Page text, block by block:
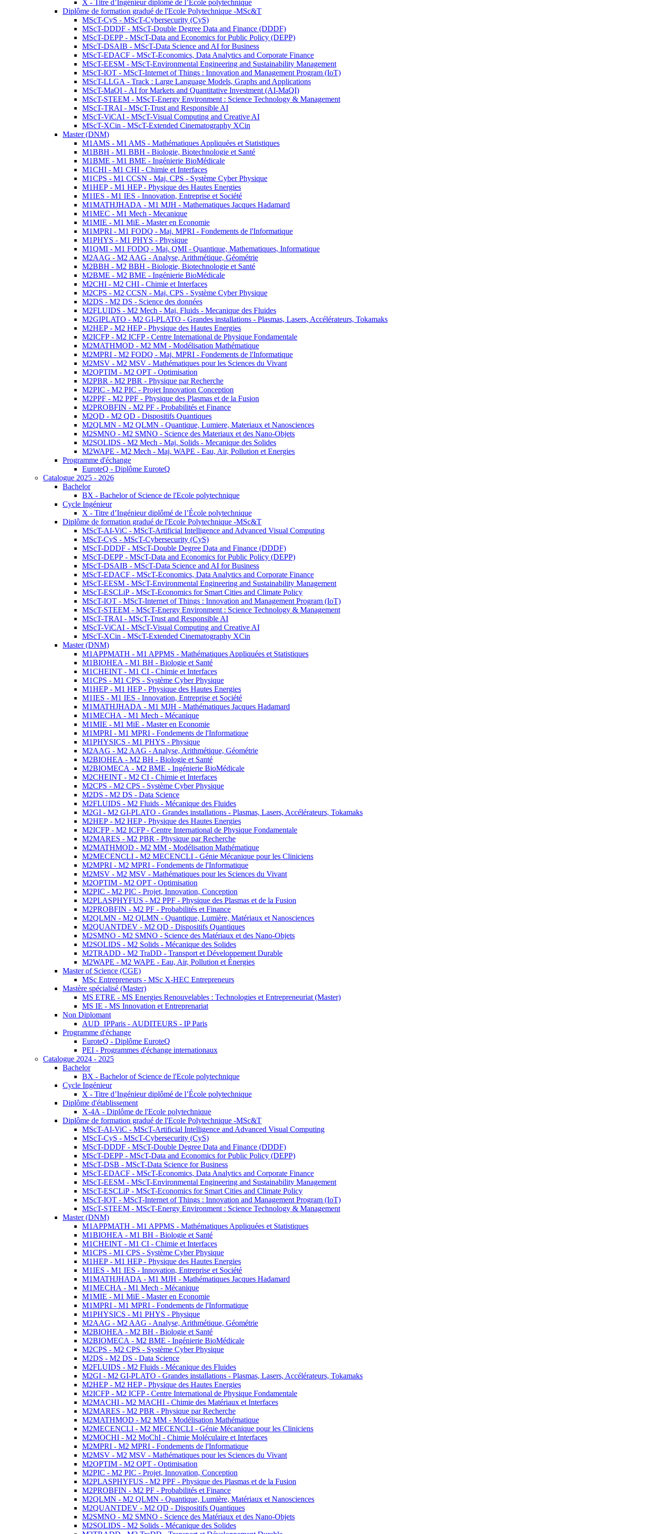
X - Titre d’Ingénieur diplômé de l’École polytechnique
Diplôme de formation gradué de l'Ecole Polytechnique -MSc&T
MScT-CyS - MScT-Cybersecurity (CyS)
MScT-DDDF - MScT-Double Degree Data and Finance (DDDF)
MScT-DEPP - MScT-Data and Economics for Public Policy (DEPP)
MScT-DSAIB - MScT-Data Science and AI for Business
MScT-EDACF - MScT-Economics, Data Analytics and Corporate Finance
MScT-EESM - MScT-Environmental Engineering and Sustainability Management
MScT-IOT - MScT-Internet of Things : Innovation and Management Program (IoT)
MScT-LLGA - Track : Large Language Models, Graphs and Applications
MScT-MaQI - AI for Markets and Quantitative Investment (AI-MaQI)
MScT-STEEM - MScT-Energy Environment : Science Technology & Management
MScT-TRAI - MScT-Trust and Responsible AI
MScT-ViCAI - MScT-Visual Computing and Creative AI
MScT-XCin - MScT-Extended Cinematography XCin
Master (DNM)
M1AMS - M1 AMS - Mathématiques Appliquées et Statistiques
M1BBH - M1 BBH - Biologie, Biotechnologie et Santé
M1BME - M1 BME - Ingénierie BioMédicale
M1CHI - M1 CHI - Chimie et Interfaces
M1CPS - M1 CCSN - Maj. CPS - Système Cyber Physique
M1HEP - M1 HEP - Physique des Hautes Energies
M1IES - M1 IES - Innovation, Entreprise et Société
M1MATHJHADA - M1 MJH - Mathematiques Jacques Hadamard
M1MEC - M1 Mech - Mecanique
M1MIE - M1 MiE - Master en Economie
M1MPRI - M1 FODQ - Maj. MPRI - Fondements de l'Informatique
M1PHYS - M1 PHYS - Physique
M1QMI - M1 FODQ - Maj. QMI - Quantique, Mathematiques, Informatique
M2AAG - M2 AAG - Analyse, Arithmétique, Géométrie
M2BBH - M2 BBH - Biologie, Biotechnologie et Santé
M2BME - M2 BME - Ingénierie BioMédicale
M2CHI - M2 CHI - Chimie et Interfaces
M2CPS - M2 CCSN - Maj. CPS - Système Cyber Physique
M2DS - M2 DS - Science des données
M2FLUIDS - M2 Mech - Maj. Fluids - Mecanique des Fluides
M2GIPLATO - M2 GI-PLATO - Grandes installations - Plasmas, Lasers, Accélérateurs, Tokamaks
M2HEP - M2 HEP - Physique des Hautes Energies
M2ICFP - M2 ICFP - Centre International de Physique Fondamentale
M2MATHMOD - M2 MM - Modélisation Mathématique
M2MPRI - M2 FODQ - Maj. MPRI - Fondements de l'Informatique
M2MSV - M2 MSV - Mathématiques pour les Sciences du Vivant
M2OPTIM - M2 OPT - Optimisation
M2PBR - M2 PBR - Physique par Recherche
M2PIC - M2 PIC - Projet Innovation Conception
M2PPF - M2 PPF - Physique des Plasmas et de la Fusion
M2PROBFIN - M2 PF - Probabilités et Finance
M2QD - M2 QD - Dispositifs Quantiques
M2QLMN - M2 QLMN - Quantique, Lumiere, Materiaux et Nanosciences
M2SMNO - M2 SMNO - Science des Materiaux et des Nano-Objets
M2SOLIDS - M2 Mech - Maj. Solids - Mecanique des Solides
M2WAPE - M2 Mech - Maj. WAPE - Eau, Air, Pollution et Energies
Programme d'échange
EuroteQ - Diplôme EuroteQ
Catalogue 2025 - 2026
Bachelor
BX - Bachelor of Science de l'Ecole polytechnique
Cycle Ingénieur
X - Titre d’Ingénieur diplômé de l’École polytechnique
Diplôme de formation gradué de l'Ecole Polytechnique -MSc&T
MScT-AI-ViC - MScT-Artificial Intelligence and Advanced Visual Computing
MScT-CyS - MScT-Cybersecurity (CyS)
MScT-DDDF - MScT-Double Degree Data and Finance (DDDF)
MScT-DEPP - MScT-Data and Economics for Public Policy (DEPP)
MScT-DSAIB - MScT-Data Science and AI for Business
MScT-EDACF - MScT-Economics, Data Analytics and Corporate Finance
MScT-EESM - MScT-Environmental Engineering and Sustainability Management
MScT-ESCLiP - MScT-Economics for Smart Cities and Climate Policy
MScT-IOT - MScT-Internet of Things : Innovation and Management Program (IoT)
MScT-STEEM - MScT-Energy Environment : Science Technology & Management
MScT-TRAI - MScT-Trust and Responsible AI
MScT-ViCAI - MScT-Visual Computing and Creative AI
MScT-XCin - MScT-Extended Cinematography XCin
Master (DNM)
M1APPMATH - M1 APPMS - Mathématiques Appliquées et Statistiques
M1BIOHEA - M1 BH - Biologie et Santé
M1CHEINT - M1 CI - Chimie et Interfaces
M1CPS - M1 CPS - Système Cyber Physique
M1HEP - M1 HEP - Physique des Hautes Energies
M1IES - M1 IES - Innovation, Entreprise et Société
M1MATHJHADA - M1 MJH - Mathématiques Jacques Hadamard
M1MECHA - M1 Mech - Mécanique
M1MIE - M1 MiE - Master en Economie
M1MPRI - M1 MPRI - Fondements de l'Informatique
M1PHYSICS - M1 PHYS - Physique
M2AAG - M2 AAG - Analyse, Arithmétique, Géométrie
M2BIOHEA - M2 BH - Biologie et Santé
M2BIOMECA - M2 BME - Ingénierie BioMédicale
M2CHEINT - M2 CI - Chimie et Interfaces
M2CPS - M2 CPS - Système Cyber Physique
M2DS - M2 DS - Data Science
M2FLUIDS - M2 Fluids - Mécanique des Fluides
M2GI - M2 GI-PLATO - Grandes installations - Plasmas, Lasers, Accélérateurs, Tokamaks
M2HEP - M2 HEP - Physique des Hautes Energies
M2ICFP - M2 ICFP - Centre International de Physique Fondamentale
M2MARES - M2 PBR - Physique par Recherche
M2MATHMOD - M2 MM - Modélisation Mathématique
M2MECENCLI - M2 MECENCLI - Génie Mécanique pour les Cliniciens
M2MPRI - M2 MPRI - Fondements de l'Informatique
M2MSV - M2 MSV - Mathématiques pour les Sciences du Vivant
M2OPTIM - M2 OPT - Optimisation
M2PIC - M2 PIC - Projet, Innovation, Conception
M2PLASPHYFUS - M2 PPF - Physique des Plasmas et de la Fusion
M2PROBFIN - M2 PF - Probabilités et Finance
M2QLMN - M2 QLMN - Quantique, Lumière, Matériaux et Nanosciences
M2QUANTDEV - M2 QD - Dispositifs Quantiques
M2SMNO - M2 SMNO - Science des Matériaux et des Nano-Objets
M2SOLIDS - M2 Solids - Mécanique des Solides
M2TRADD - M2 TraDD - Transport et Développement Durable
M2WAPE - M2 WAPE - Eau, Air, Pollution et Énergies
Master of Science (CGE)
MSc Entrepreneurs - MSc X-HEC Entrepreneurs
Mastère spécialisé (Master)
MS ETRE - MS Energies Renouvelables : Technologies et Entrepreneuriat (Master)
MS IE - MS Innovation et Entreprenariat
Non Diplomant
AUD_IPParis - AUDITEURS - IP Paris
Programme d'échange
EuroteQ - Diplôme EuroteQ
PEI - Programmes d'échange internationaux
Catalogue 2024 - 2025
Bachelor
BX - Bachelor of Science de l'Ecole polytechnique
Cycle Ingénieur
X - Titre d’Ingénieur diplômé de l’École polytechnique
Diplôme d'établissement
X-4A - Diplôme de l'Ecole polytechnique
Diplôme de formation gradué de l'Ecole Polytechnique -MSc&T
MScT-AI-ViC - MScT-Artificial Intelligence and Advanced Visual Computing
MScT-CyS - MScT-Cybersecurity (CyS)
MScT-DDDF - MScT-Double Degree Data and Finance (DDDF)
MScT-DEPP - MScT-Data and Economics for Public Policy (DEPP)
MScT-DSB - MScT-Data Science for Business
MScT-EDACF - MScT-Economics, Data Analytics and Corporate Finance
MScT-EESM - MScT-Environmental Engineering and Sustainability Management
MScT-ESCLiP - MScT-Economics for Smart Cities and Climate Policy
MScT-IOT - MScT-Internet of Things : Innovation and Management Program (IoT)
MScT-STEEM - MScT-Energy Environment : Science Technology & Management
Master (DNM)
M1APPMATH - M1 APPMS - Mathématiques Appliquées et Statistiques
M1BIOHEA - M1 BH - Biologie et Santé
M1CHEINT - M1 CI - Chimie et Interfaces
M1CPS - M1 CPS - Système Cyber Physique
M1HEP - M1 HEP - Physique des Hautes Energies
M1IES - M1 IES - Innovation, Entreprise et Société
M1MATHJHADA - M1 MJH - Mathématiques Jacques Hadamard
M1MECHA - M1 Mech - Mécanique
M1MIE - M1 MiE - Master en Economie
M1MPRI - M1 MPRI - Fondements de l'Informatique
M1PHYSICS - M1 PHYS - Physique
M2AAG - M2 AAG - Analyse, Arithmétique, Géométrie
M2BIOHEA - M2 BH - Biologie et Santé
M2BIOMECA - M2 BME - Ingénierie BioMédicale
M2CPS - M2 CPS - Système Cyber Physique
M2DS - M2 DS - Data Science
M2FLUIDS - M2 Fluids - Mécanique des Fluides
M2GI - M2 GI-PLATO - Grandes installations - Plasmas, Lasers, Accélérateurs, Tokamaks
M2HEP - M2 HEP - Physique des Hautes Energies
M2ICFP - M2 ICFP - Centre International de Physique Fondamentale
M2MACHI - M2 MACHI - Chimie des Matériaux et Interfaces
M2MARES - M2 PBR - Physique par Recherche
M2MATHMOD - M2 MM - Modélisation Mathématique
M2MECENCLI - M2 MECENCLI - Génie Mécanique pour les Cliniciens
M2MOCHI - M2 MoChI - Chimie Moléculaire et Interfaces
M2MPRI - M2 MPRI - Fondements de l'Informatique
M2MSV - M2 MSV - Mathématiques pour les Sciences du Vivant
M2OPTIM - M2 OPT - Optimisation
M2PIC - M2 PIC - Projet, Innovation, Conception
M2PLASPHYFUS - M2 PPF - Physique des Plasmas et de la Fusion
M2PROBFIN - M2 PF - Probabilités et Finance
M2QLMN - M2 QLMN - Quantique, Lumière, Matériaux et Nanosciences
M2QUANTDEV - M2 QD - Dispositifs Quantiques
M2SMNO - M2 SMNO - Science des Matériaux et des Nano-Objets
M2SOLIDS - M2 Solids - Mécanique des Solides